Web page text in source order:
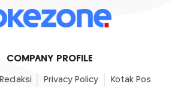
COMPANY PROFILE
Redaksi Privacy Policy Kotak Pos